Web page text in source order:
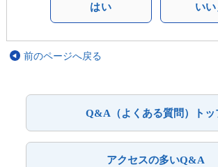
はい いい
前のページへ戻る
Q&A（よくある質問）トッ
アクセスの多いQ&A